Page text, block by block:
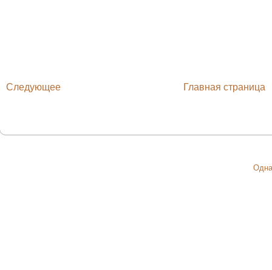
Следующее Главная страница